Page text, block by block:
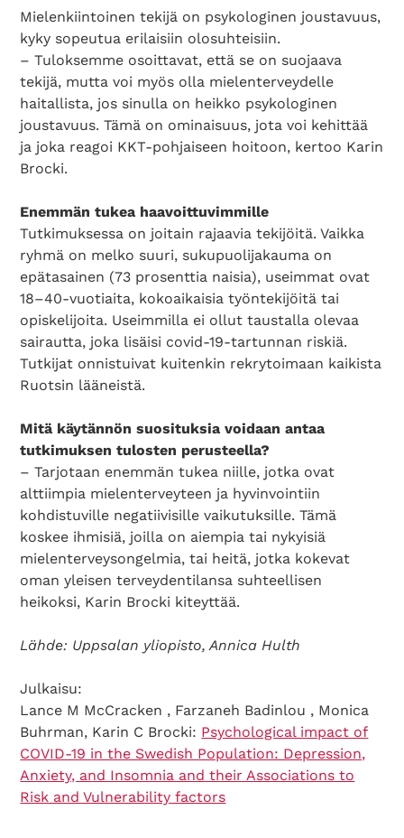
Search Diabetes Wellness Suomi
Mielenkiintoinen tekijä on psykologinen joustavuus,
kyky sopeutua erilaisiin olosuhteisiin.
– Tuloksemme osoittavat, että se on suojaava
tekijä, mutta voi myös olla mielenterveydelle
haitallista, jos sinulla on heikko psykologinen
joustavuus. Tämä on ominaisuus, jota voi kehittää
ja joka reagoi KKT-pohjaiseen hoitoon, kertoo Karin
Brocki.
Enemmän tukea haavoittuvimmille
Tutkimuksessa on joitain rajaavia tekijöitä. Vaikka
ryhmä on melko suuri, sukupuolijakauma on
epätasainen (73 prosenttia naisia), useimmat ovat
18–40-vuotiaita, kokoaikaisia työntekijöitä tai
opiskelijoita. Useimmilla ei ollut taustalla olevaa
sairautta, joka lisäisi covid-19-tartunnan riskiä.
Tutkijat onnistuivat kuitenkin rekrytoimaan kaikista
Ruotsin lääneistä.
Mitä käytännön suosituksia voidaan antaa
tutkimuksen tulosten perusteella?
– Tarjotaan enemmän tukea niille, jotka ovat
alttiimpia mielenterveyteen ja hyvinvointiin
kohdistuville negatiivisille vaikutuksille. Tämä
koskee ihmisiä, joilla on aiempia tai nykyisiä
mielenterveysongelmia, tai heitä, jotka kokevat
oman yleisen terveydentilansa suhteellisen
heikoksi, Karin Brocki kiteyttää.
Lähde: Uppsalan yliopisto, Annica Hulth
Julkaisu:
Lance M McCracken , Farzaneh Badinlou , Monica
Buhrman, Karin C Brocki: Psychological impact of
COVID-19 in the Swedish Population: Depression,
Anxiety, and Insomnia and their Associations to
Risk and Vulnerability factors